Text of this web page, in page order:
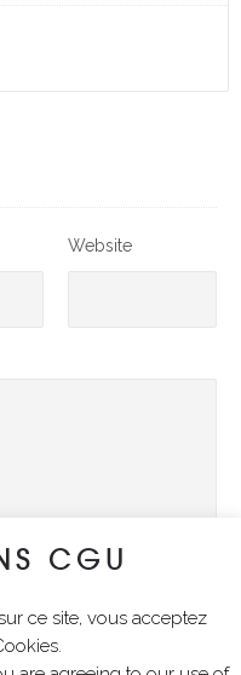
Website
CGU
ce site, vous acceptez